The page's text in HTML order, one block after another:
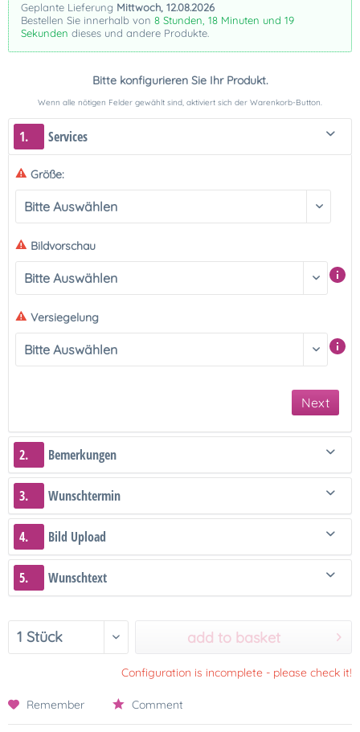
Geplante Lieferung Mittwoch, 12.08.2026
Bestellen Sie innerhalb von 8 Stunden, 18 Minuten und 18
Sekunden dieses und andere Produkte.
Bitte konfigurieren Sie Ihr Produkt.
Wenn alle nötigen Felder gewählt sind, aktiviert sich der Warenkorb-Button.
1. Services
Größe:
Bildvorschau
Versiegelung
Next
2. Bemerkungen
3. Wunschtermin
4. Bild Upload
5. Wunschtext
add to basket
Configuration is incomplete - please check it!
Remember Comment